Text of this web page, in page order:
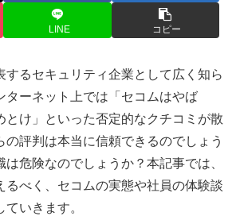
LINE コピー
するセキュリティ企業として広く知ら
ターネット上では「セコムはやば
とけ」といった否定的なクチコミが散
の評判は本当に信頼できるのでしょう
危険なのでしょうか？本記事では、
るべく、セコムの実態や社員の体験談
いきます。